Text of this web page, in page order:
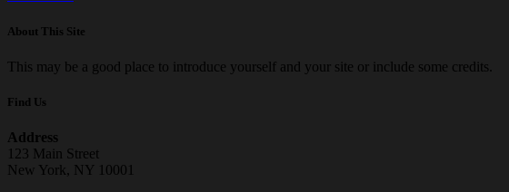
About This Site
This may be a good place to introduce yourself and your site or include some credits.
Find Us
Address
123 Main Street
New York, NY 10001